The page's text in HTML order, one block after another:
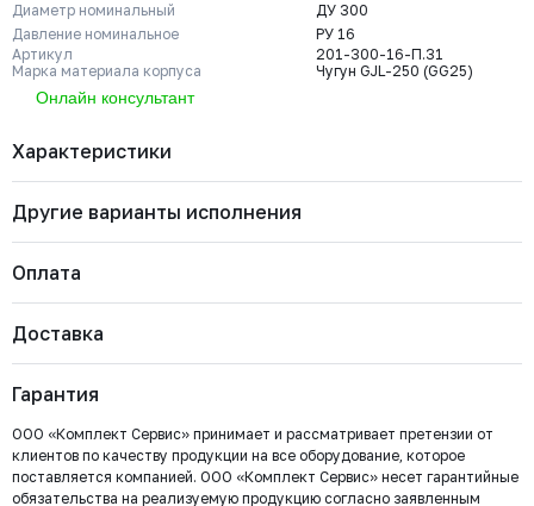
Диаметр номинальный
ДУ 300
Давление номинальное
РУ 16
Артикул
201-300-16-П.31
Марка материала корпуса
Чугун GJL-250 (GG25)
Онлайн консультант
Характеристики
Бренд
Диаметр номинальный
ДУ 300
Артикул
запирающего элемента
Страна
Сфера
Системы пожаротушения; Общепромышленное
Тип присоединения
Тип арматуры
Затвор дисковый
Другие варианты исполнения
Давление номинальное
186 573 ₽
201-200-16-П.31
Давление номинальноеДиаметр номинальныйНаличие
Оплата
Важно: Отгрузка товара производится после 100%
оплаты и зачисления средств на расчетный счет
ООО «Комплект Сервис».
Доставка
Гарантия
ООО «Комплект Сервис» принимает и рассматривает претензии от
клиентов по качеству продукции на все оборудование, которое
поставляется компанией. ООО «Комплект Сервис» несет гарантийные
обязательства на реализуемую продукцию согласно заявленным